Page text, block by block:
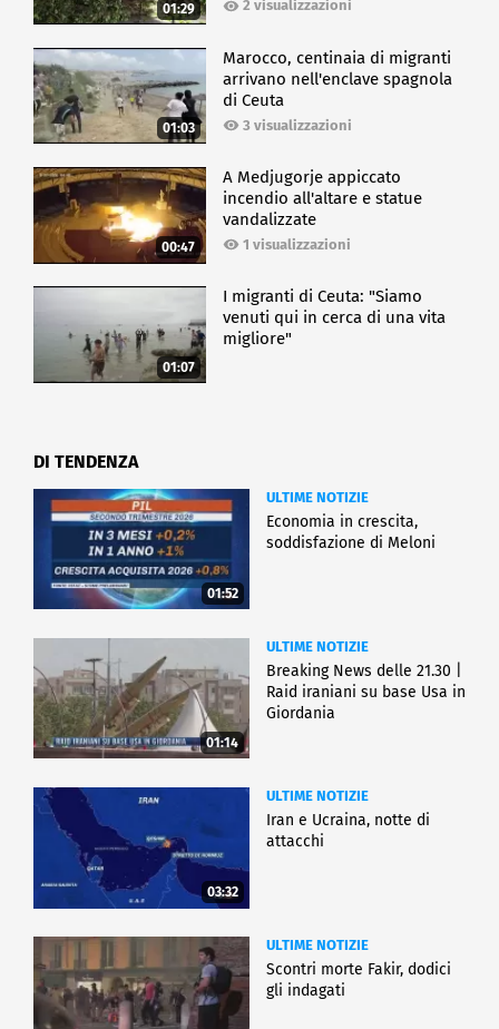
01:29 2 visualizzazioni
01:03
Marocco, centinaia di migranti
arrivano nell'enclave spagnola
di Ceuta
3 visualizzazioni
00:47
A Medjugorje appiccato
incendio all'altare e statue
vandalizzate
1 visualizzazioni
01:07
I migranti di Ceuta: "Siamo
venuti qui in cerca di una vita
migliore"
DI TENDENZA
01:52
ULTIME NOTIZIE
Economia in crescita,
soddisfazione di Meloni
01:14
ULTIME NOTIZIE
Breaking News delle 21.30 |
Raid iraniani su base Usa in
Giordania
03:32
ULTIME NOTIZIE
Iran e Ucraina, notte di
attacchi
ULTIME NOTIZIE
Scontri morte Fakir, dodici
gli indagati